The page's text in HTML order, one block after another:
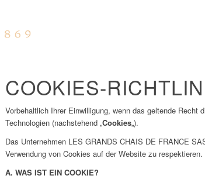
COOKIES-
Vorbehaltlich Ihrer Einwilligung, wenn das geltende Recht
Technologien (nachstehend „Cookies„).
Das Unternehmen LES GRANDS CHAIS DE FRANCE
Verwendung von Cookies auf der Website zu respektieren.
A. WAS IST EIN COOKIE?